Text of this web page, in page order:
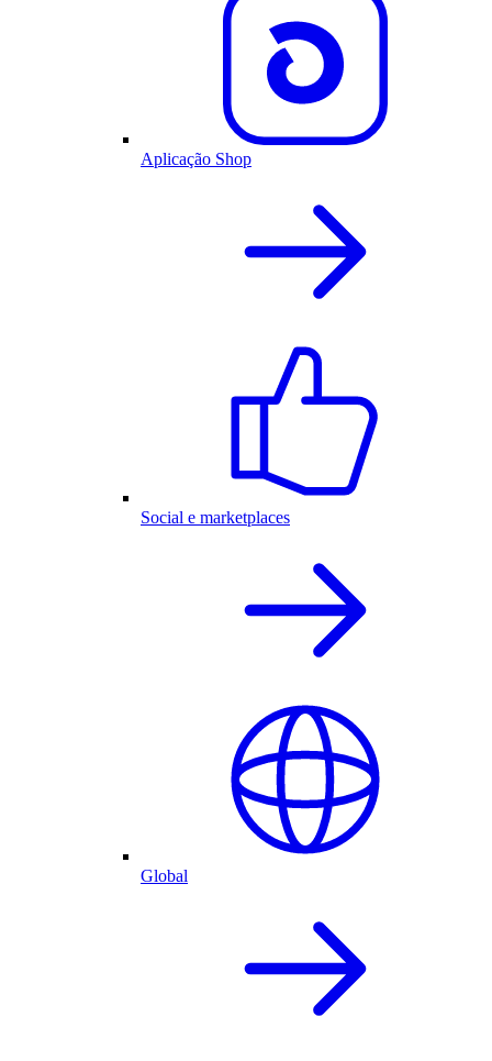
Aplicação Shop
Social e marketplaces
Global